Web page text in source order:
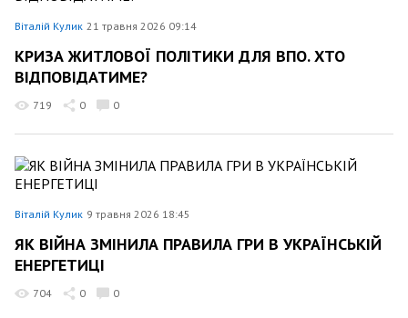
Віталій Кулик 21 травня 2026 09:14
КРИЗА ЖИТЛОВОЇ ПОЛІТИКИ ДЛЯ ВПО. ХТО
ВІДПОВІДАТИМЕ?
719 0 0
Віталій Кулик 9 травня 2026 18:45
ЯК ВІЙНА ЗМІНИЛА ПРАВИЛА ГРИ В УКРАЇНСЬКІЙ
ЕНЕРГЕТИЦІ
704 0 0